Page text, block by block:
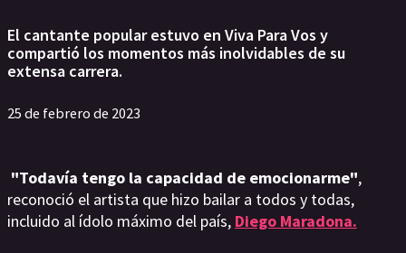
El cantante popular estuvo en Viva Para Vos y
compartió los momentos más inolvidables de su
extensa carrera.
25 de febrero de 2023
"Todavía tengo la capacidad de emocionarme",
reconoció el artista que hizo bailar a todos y todas,
incluido al ídolo máximo del país, Diego Maradona.